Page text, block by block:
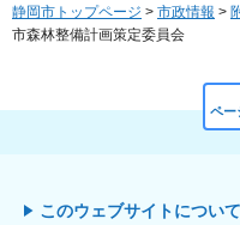
静岡市トップページ > 市政情報 >
市森林整備計画策定委員会
ペー
このウェブサイトについて